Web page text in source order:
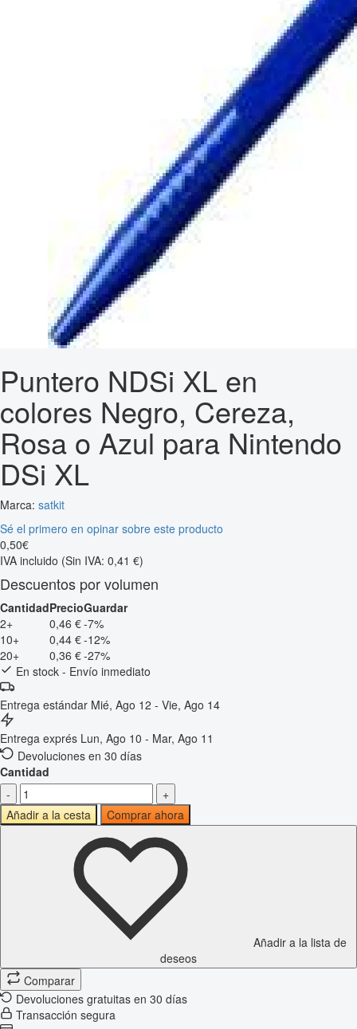
Puntero NDSi XL en
colores Negro, Cereza,
Rosa o Azul para Nintendo
DSi XL
Marca: satkit
Sé el primero en opinar sobre este producto
0,50€
IVA incluido (Sin IVA: 0,41 €)
Descuentos por volumen
CantidadPrecioGuardar
2+
0,46 €-7%
10+
0,44 €-12%
20+
0,36 €-27%
En stock - Envío inmediato
Entrega estándar Mié, Ago 12 - Vie, Ago 14
Entrega exprés Lun, Ago 10 - Mar, Ago 11
Devoluciones en 30 días
Cantidad
-
+
Añadir a la cesta
Comprar ahora
Añadir a la lista de
deseos
Comparar
Devoluciones gratuitas en 30 días
Transacción segura